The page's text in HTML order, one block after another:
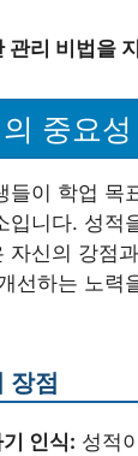
관리 비법을
중요성
들이 학업 목
입니다. 성적
자신의 강점
선하는 노력
장점
인식: 성적